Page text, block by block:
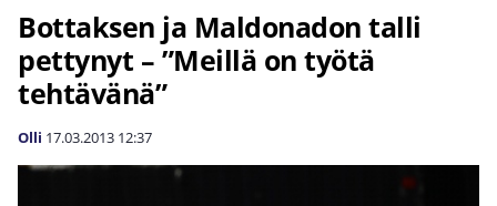
Bottaksen ja Maldonadon talli
pettynyt – ”Meillä on työtä
tehtävänä”
Olli 17.03.2013 12:37